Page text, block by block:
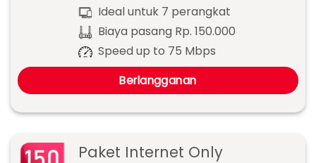
Ideal untuk 7 perangkat
Biaya pasang Rp. 150.000
Speed up to 75 Mbps
Berlangganan
Paket Internet Only